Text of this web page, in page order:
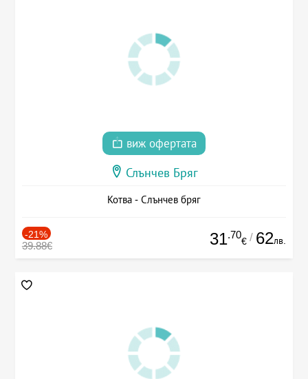
виж офертата
Слънчев Бряг
Котва - Слънчев бряг
-21%
39.88€ 31.70
€ / 62лв.